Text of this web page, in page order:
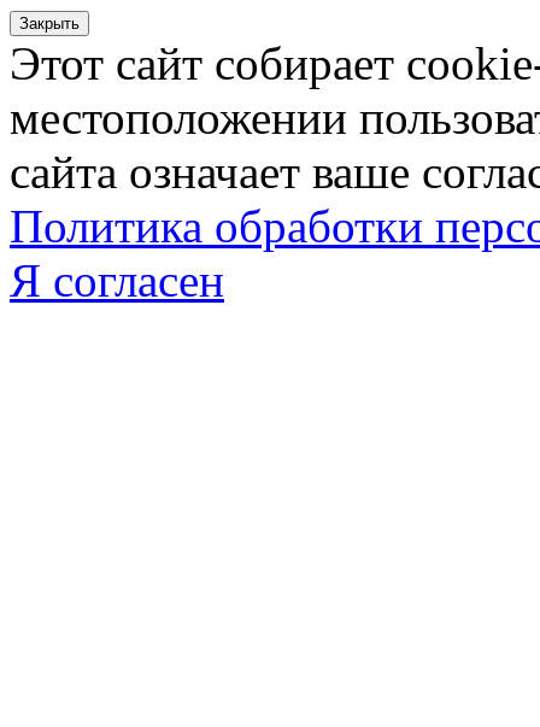
Закрыть
Этот сайт собирает
местоположении
сайта означает ваше
Политика обработки
Я согласен